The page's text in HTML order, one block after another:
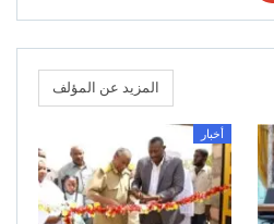
المزيد عن المؤلف
أخبار